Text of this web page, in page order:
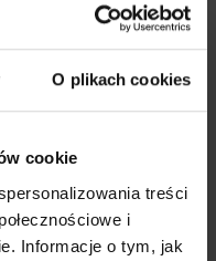
O plikach cookies
cookie
treści
i
Informacje o tym, jak
wyjątkowego. To
np.
pieczeń
piwo może być
biała po